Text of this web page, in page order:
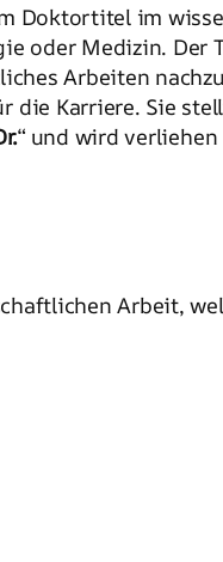
Doktortitel im
oder Medizin.
Arbeiten
Karriere. Sie
“ und wird
Arbeit,